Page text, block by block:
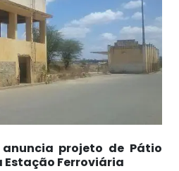
projeto de Pátio
Estação Ferroviária